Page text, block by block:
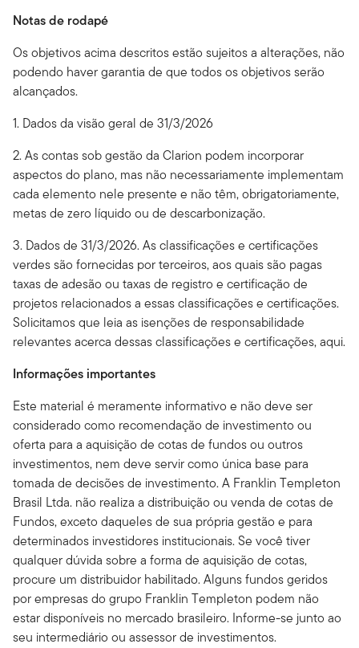
Notas de rodapé
Os objetivos acima descritos estão sujeitos a alterações, não
podendo haver garantia de que todos os objetivos serão
alcançados.
1. Dados da visão geral de 31/3/2026
2. As contas sob gestão da Clarion podem incorporar
aspectos do plano, mas não necessariamente implementam
cada elemento nele presente e não têm, obrigatoriamente,
metas de zero líquido ou de descarbonização.
3. Dados de 31/3/2026. As classificações e certificações
verdes são fornecidas por terceiros, aos quais são pagas
taxas de adesão ou taxas de registro e certificação de
projetos relacionados a essas classificações e certificações.
Solicitamos que leia as isenções de responsabilidade
relevantes acerca dessas classificações e certificações, aqui.
Informações importantes
Este material é meramente informativo e não deve ser
considerado como recomendação de investimento ou
oferta para a aquisição de cotas de fundos ou outros
investimentos, nem deve servir como única base para
tomada de decisões de investimento.A Franklin Templeton
Brasil Ltda. não realiza a distribuição ou venda de cotas de
Fundos, exceto daqueles de sua própria gestão e para
determinados investidores institucionais. Se você tiver
qualquer dúvida sobre a forma de aquisição de cotas,
procure um distribuidor habilitado.Alguns fundos geridos
por empresas do grupo Franklin Templeton podem não
estar disponíveis no mercado brasileiro. Informe-se junto ao
seu intermediário ou assessor de investimentos.